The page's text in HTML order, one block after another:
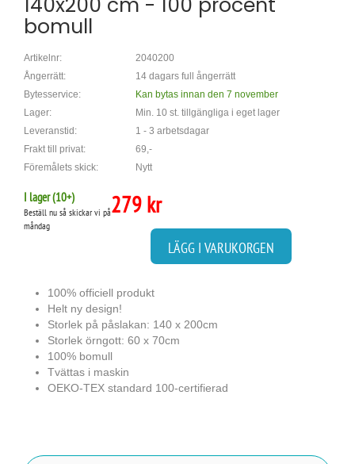
bomull
Artikelnr:
2040200
Ångerrätt:
14 dagars full ångerrätt
Bytesservice:
Kan bytas innan den 7 november
Lager:
Min. 10 st. tillgängliga i eget lager
Leveranstid:
1 - 3 arbetsdagar
Frakt till privat:
69,-
Föremålets skick:
Nytt
I lager (10+)
Beställ nu så skickar vi på
måndag
279 kr
LÄGG I VARUKORGEN
100% officiell produkt
Helt ny design!
Storlek på påslakan: 140 x 200cm
Storlek örngott: 60 x 70cm
100% bomull
Tvättas i maskin
OEKO-TEX standard 100-certifierad